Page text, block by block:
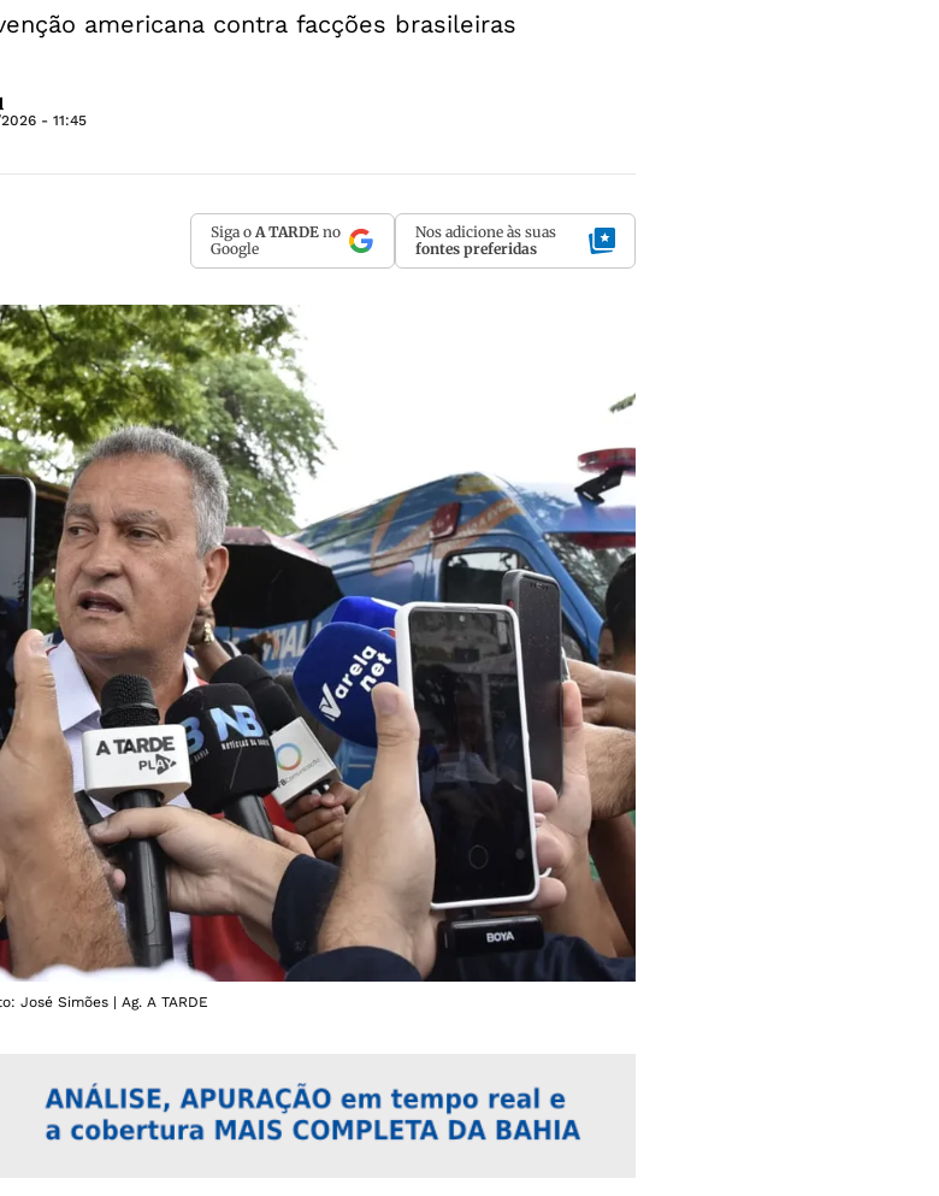
americana contra facções brasileiras
- 11:45
Siga o A TARDE no
Google
Nos adicione às suas
fontes preferidas
José Simões | Ag. A TARDE